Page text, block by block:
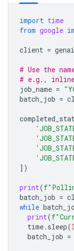
import time
from google
client = genai
# Use the
# e.g.,
job_name =
batch_job =
])
print(f
batch_job =
while
print(f
time. sleep(
batch_job =